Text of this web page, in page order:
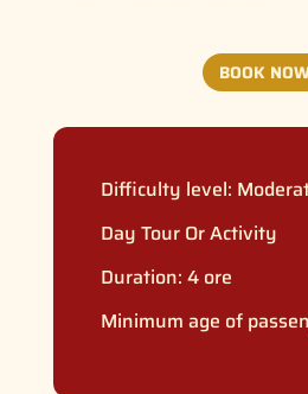
BOOK
Difficulty level:
Day Tour Or Activity
Duration: 4 ore
Minimum age of